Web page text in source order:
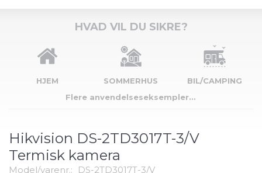
HVAD VIL DU SIKRE?
HJEM SOMMERHUS
BIL/CAMPING
Flere anvendelseseksempler...
Hikvision DS-2TD3017T-3/V
Termisk kamera
Model/varenr.: DS-2TD3017T-3/V